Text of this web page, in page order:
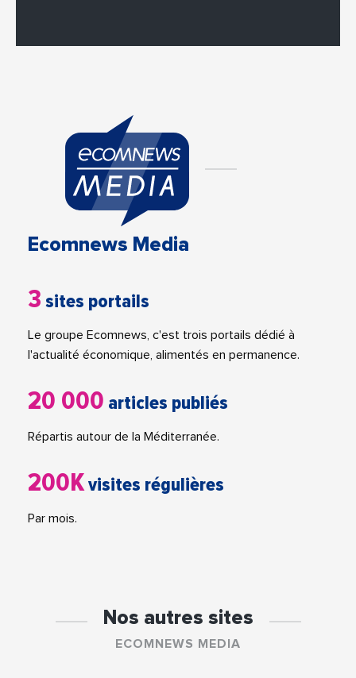
Ecomnews Media
3 sites portails
Le groupe Ecomnews, c'est trois portails dédié à
l'actualité économique, alimentés en permanence.
20 000 articles publiés
Répartis autour de la Méditerranée.
200Kvisites régulières
Par mois.
Nos autres sites
ECOMNEWS MEDIA